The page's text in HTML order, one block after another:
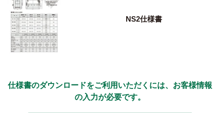
NS2仕様書
仕様書のダウンロードをご利用いただくには、お客様情報
の入力が必要です。